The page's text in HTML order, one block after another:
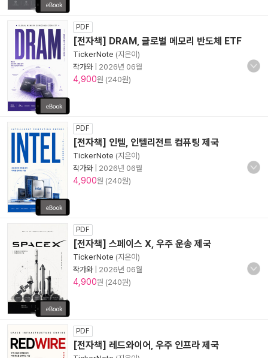
PDF
[전자책] DRAM, 글로벌 메모리 반도체 ETF
TickerNote (지은이)
작가와| 2026년 06월
4,900원 (240원)
PDF
[전자책] 인텔, 인텔리전트 컴퓨팅 제국
TickerNote (지은이)
작가와| 2026년 06월
4,900원 (240원)
PDF
[전자책] 스페이스 X, 우주 운송 제국
TickerNote (지은이)
작가와| 2026년 06월
4,900원 (240원)
PDF
[전자책] 레드와이어, 우주 인프라 제국